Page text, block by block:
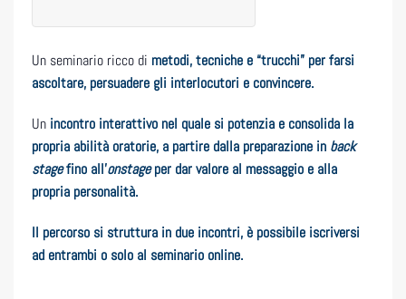
Un seminario ricco di metodi, tecniche e “trucchi” per farsi
ascoltare, persuadere gli interlocutori e convincere.
Un incontro interattivo nel quale si potenzia e consolida la
propria abilità oratorie, a partire dalla preparazione in back
stagefino all’onstageper dar valore al messaggio e alla
propria personalità.
Il percorso si struttura in due incontri, è possibile iscriversi
ad entrambi o solo al seminario online.